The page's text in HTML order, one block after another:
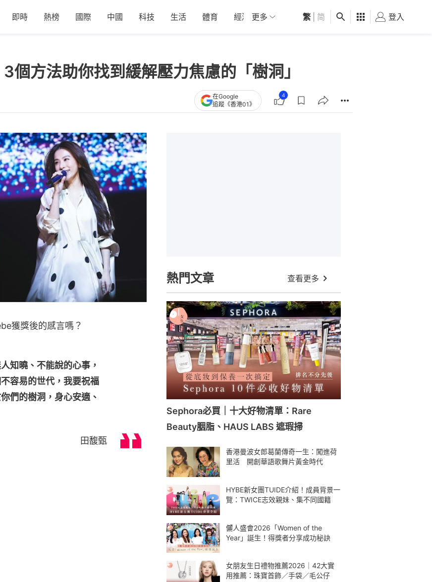
即時 熱榜 國際 中國 科技 生活 體育 經濟 01深圳 觀點 健康 好食玩飛
更多 繁 简 登入
方法助你找到緩解壓力焦慮的「樹洞」
在Google
追蹤《香港01》
4
獲獎後的感言嗎？
知曉、不能說的心事，
容易的世代，我要祝福
們的樹洞，身心安適、
田馥甄
熱門文章 查看更多
Sephora必買｜十大好物清單：Rare
Beauty胭脂、HAUS LABS 遮瑕掃
香港曼波女郎葛蘭傳奇一生：闖進荷
里活 開創華語歌舞片黃金時代
HYBE新女團TUIDE介紹！成員背景一
覽：TWICE志效親妹、集不同國籍
儷人盛會2026「Women of the
Year」誕生！得獎者分享成功秘訣
女朋友生日禮物推薦2026｜42大實
用推薦：珠寶首飾／手袋／毛公仔